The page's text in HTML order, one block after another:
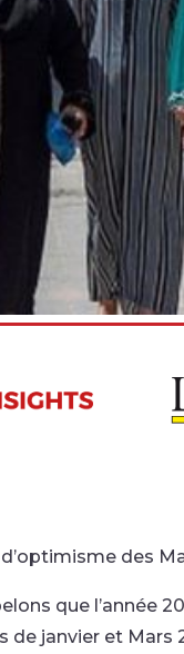
des
que l’année
janvier et